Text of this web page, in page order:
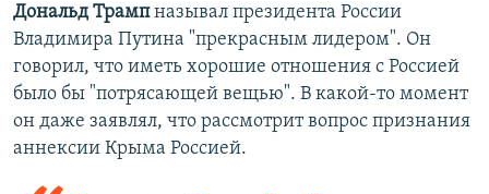
Дональд Трампназывал президента России
Владимира Путина "прекрасным лидером". Он
говорил, что иметь хорошие отношения с Россией
было бы "потрясающей вещью". В какой-то момент
он даже заявлял, что рассмотрит вопрос признания
аннексии Крыма Россией.